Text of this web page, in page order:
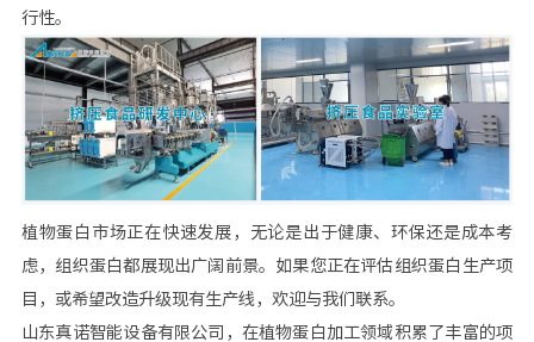
行性。
植物蛋白市场正在快速发展，无论是出于健康、环保还是成本考
虑，组织蛋白都展现出广阔前景。如果您正在评估组织蛋白生产项
目，或希望改造升级现有生产线，欢迎与我们联系。
山东真诺智能设备有限公司，在植物蛋白加工领域积累了丰富的项